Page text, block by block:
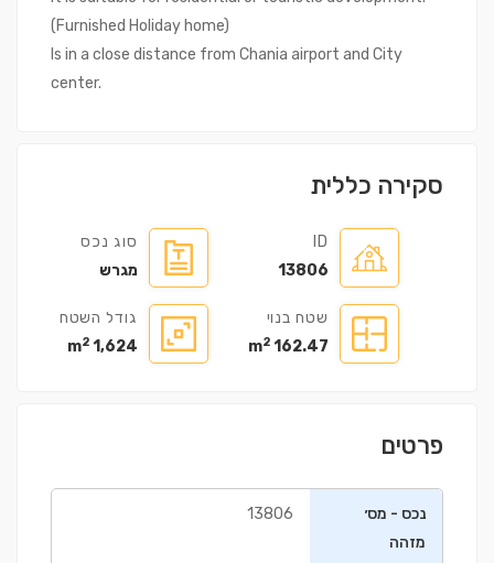
(Furnished Holiday home)
Is in a close distance from Chania airport and City
center.
סקירה כללית
ID
13806
סוג נכס
מגרש
שטח בנוי
162.47 m
2
גודל השטח
1,624 m
2
פרטים
נכס - מס׳
מזהה
13806